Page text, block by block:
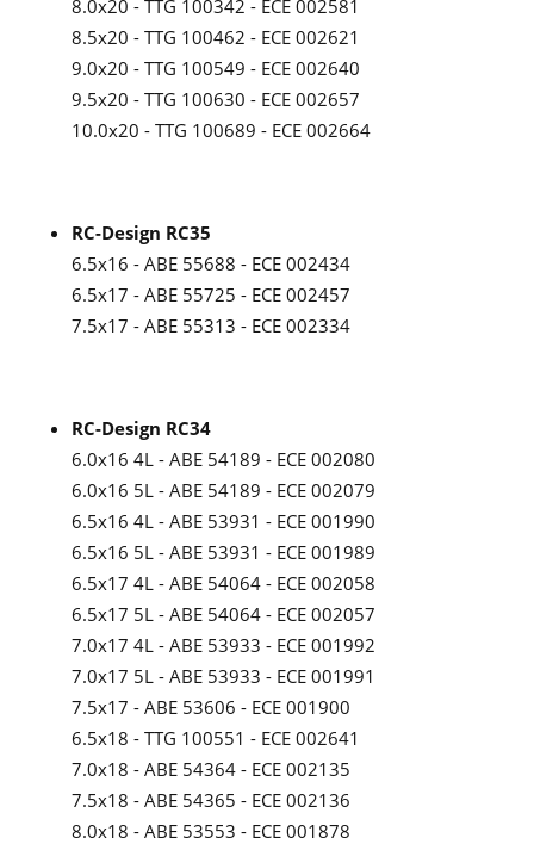
8.0x20 - TTG 100342 - ECE 002581
8.5x20 - TTG 100462 - ECE 002621
9.0x20 - TTG 100549 - ECE 002640
9.5x20 - TTG 100630 - ECE 002657
10.0x20 - TTG 100689 - ECE 002664
RC-Design RC35
6.5x16 - ABE 55688 - ECE 002434
6.5x17 - ABE 55725 - ECE 002457
7.5x17 - ABE 55313 - ECE 002334
RC-Design RC34
6.0x16 4L - ABE 54189 - ECE 002080
6.0x16 5L - ABE 54189 - ECE 002079
6.5x16 4L - ABE 53931 - ECE 001990
6.5x16 5L - ABE 53931 - ECE 001989
6.5x17 4L - ABE 54064 - ECE 002058
6.5x17 5L - ABE 54064 - ECE 002057
7.0x17 4L - ABE 53933 - ECE 001992
7.0x17 5L - ABE 53933 - ECE 001991
7.5x17 - ABE 53606 - ECE 001900
6.5x18 - TTG 100551 - ECE 002641
7.0x18 - ABE 54364 - ECE 002135
7.5x18 - ABE 54365 - ECE 002136
8.0x18 - ABE 53553 - ECE 001878